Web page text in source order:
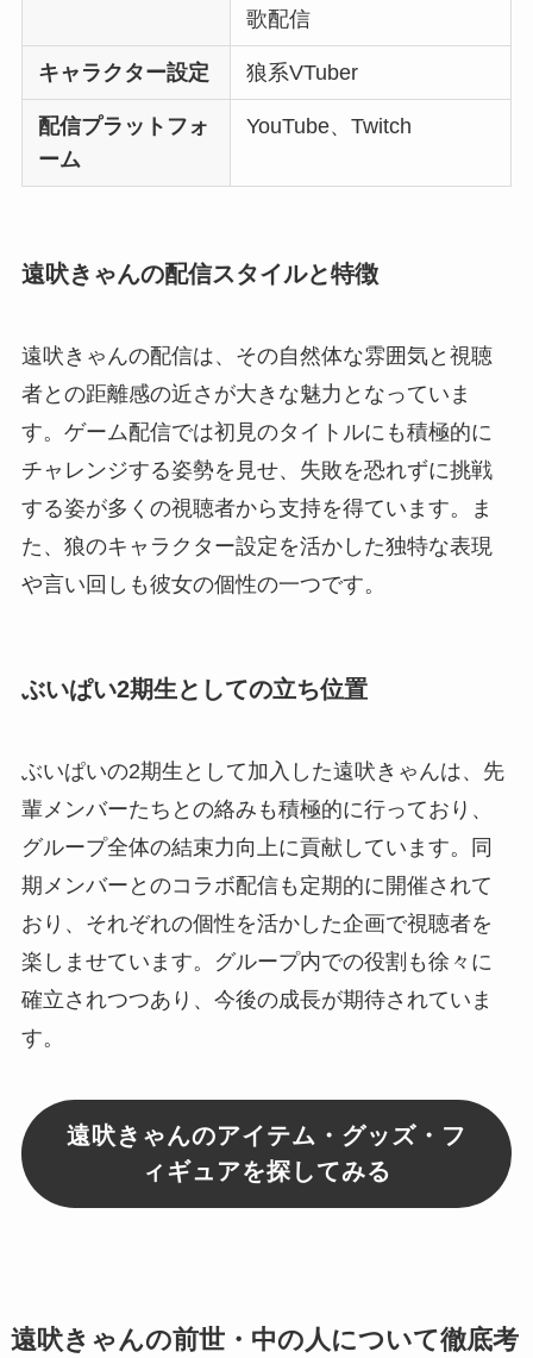
歌配信
キャラクター設定 狼系VTuber
配信プラットフォ
ーム
YouTube、Twitch
遠吠きゃんの配信スタイルと特徴
遠吠きゃんの配信は、その自然体な雰囲気と視聴
者との距離感の近さが大きな魅力となっていま
す。ゲーム配信では初見のタイトルにも積極的に
チャレンジする姿勢を見せ、失敗を恐れずに挑戦
する姿が多くの視聴者から支持を得ています。ま
た、狼のキャラクター設定を活かした独特な表現
や言い回しも彼女の個性の一つです。
ぶいぱい2期生としての立ち位置
ぶいぱいの2期生として加入した遠吠きゃんは、先
輩メンバーたちとの絡みも積極的に行っており、
グループ全体の結束力向上に貢献しています。同
期メンバーとのコラボ配信も定期的に開催されて
おり、それぞれの個性を活かした企画で視聴者を
楽しませています。グループ内での役割も徐々に
確立されつつあり、今後の成長が期待されていま
す。
遠吠きゃんのアイテム・グッズ・フ
ィギュアを探してみる
遠吠きゃんの前世・中の人について徹底考